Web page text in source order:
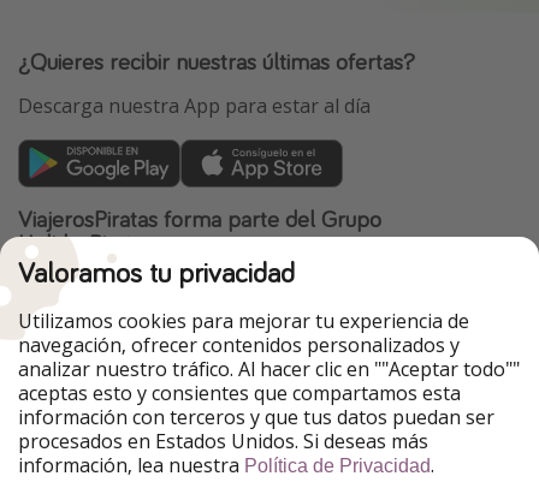
¿Quieres recibir nuestras últimas ofertas?
Descarga nuestra App para estar al día
ViajerosPiratas forma parte del Grupo
HolidayPirates
Nuestros mercados
PiratinViaggio
HolidayPirates
VakantiePiraten
WakacyjniPiraci
VoyagesPirates
Ferienpiraten
Urlaubspiraten
Urlaubspiraten
TravelPirates
Nuestro grupo
Valoramos tu privacidad
Utilizamos cookies para mejorar tu experiencia de
navegación, ofrecer contenidos personalizados y
analizar nuestro tráfico. Al hacer clic en ""Aceptar todo""
aceptas esto y consientes que compartamos esta
información con terceros y que tus datos puedan ser
procesados en Estados Unidos. Si deseas más
información, lea nuestra Política de Privacidad.